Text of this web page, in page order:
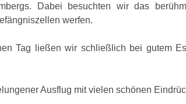
Dabei besuchten wir das
werfen.
Tag ließen wir schließlich bei gutem
Ausflug mit vielen schönen